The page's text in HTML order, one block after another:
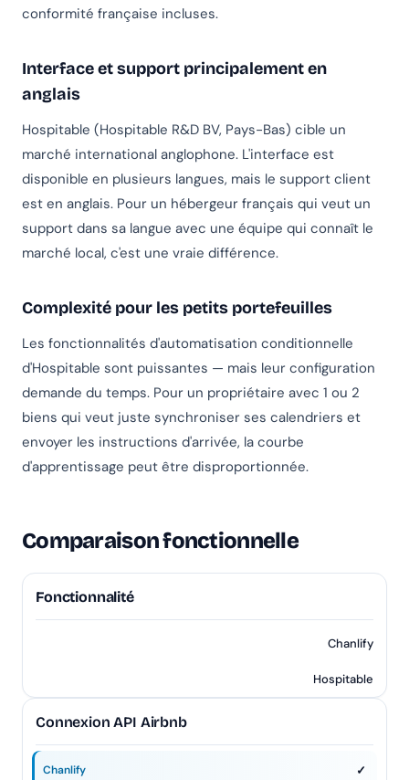
conformité française incluses.
Interface et support principalement en
anglais
Hospitable (Hospitable R&D BV, Pays-Bas) cible un
marché international anglophone. L'interface est
disponible en plusieurs langues, mais le support client
est en anglais. Pour un hébergeur français qui veut un
support dans sa langue avec une équipe qui connaît le
marché local, c'est une vraie différence.
Complexité pour les petits portefeuilles
Les fonctionnalités d'automatisation conditionnelle
d'Hospitable sont puissantes — mais leur configuration
demande du temps. Pour un propriétaire avec 1 ou 2
biens qui veut juste synchroniser ses calendriers et
envoyer les instructions d'arrivée, la courbe
d'apprentissage peut être disproportionnée.
Comparaison fonctionnelle
Fonctionnalité
Chanlify
Hospitable
Connexion API Airbnb
✓